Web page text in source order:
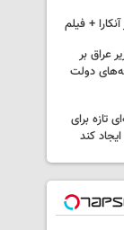
+ فیلم
عراق بر
دولت
تازه برای
کند